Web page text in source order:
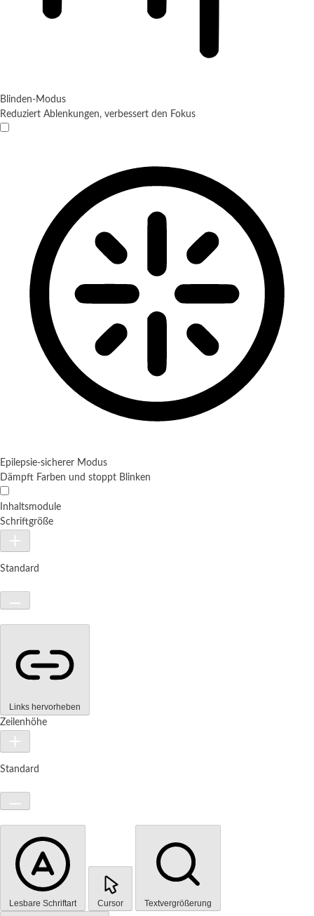
Blinden-Modus
Reduziert Ablenkungen, verbessert den Fokus
Epilepsie-sicherer Modus
Dämpft Farben und stoppt Blinken
Inhaltsmodule
Schriftgröße
Standard
Links hervorheben
Zeilenhöhe
Standard
Lesbare Schriftart Cursor Textvergrößerung